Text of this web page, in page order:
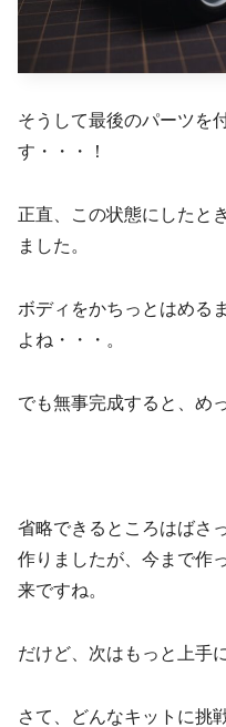
そうして最後のパーツを
す・・・！
正直、この状態にしたと
ました。
ボディをかちっとはめる
よね・・・。
でも無事完成すると、め
省略できるところはばさ
作りましたが、今まで作
来ですね。
だけど、次はもっと上手
さて、どんなキットに挑